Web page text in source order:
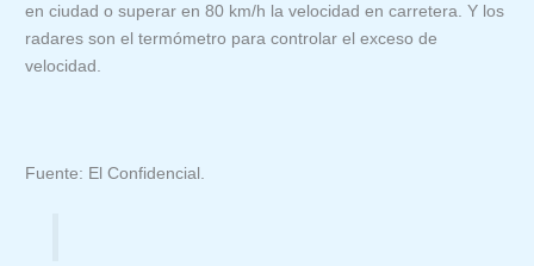
en ciudad o superar en 80 km/h la velocidad en carretera. Y los
radares son el termómetro para controlar el exceso de
velocidad.
Fuente: El Confidencial.